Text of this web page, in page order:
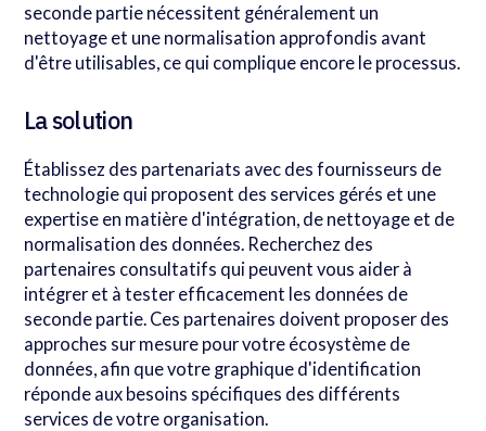
seconde partie nécessitent généralement un
nettoyage et une normalisation approfondis avant
d'être utilisables, ce qui complique encore le processus.
La solution
Établissez des partenariats avec des fournisseurs de
technologie qui proposent des services gérés et une
expertise en matière d'intégration, de nettoyage et de
normalisation des données. Recherchez des
partenaires consultatifs qui peuvent vous aider à
intégrer et à tester efficacement les données de
seconde partie. Ces partenaires doivent proposer des
approches sur mesure pour votre écosystème de
données, afin que votre graphique d'identification
réponde aux besoins spécifiques des différents
services de votre organisation.